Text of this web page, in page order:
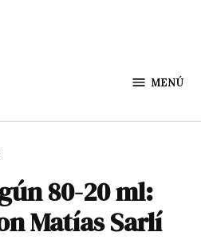
MENÚ
80-20 ml:
Matías Sarlí